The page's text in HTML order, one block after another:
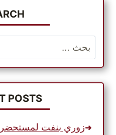
من
خلال
عبر
الإنترنت
عن:
POSTS
زوري بنفت